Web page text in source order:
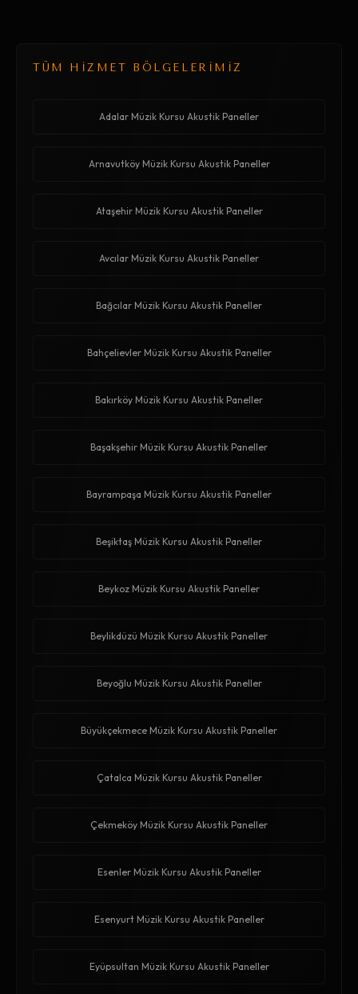
TÜM HİZMET BÖLGELERİMİZ
Adalar Müzik Kursu Akustik Paneller
Arnavutköy Müzik Kursu Akustik Paneller
Ataşehir Müzik Kursu Akustik Paneller
Avcılar Müzik Kursu Akustik Paneller
Bağcılar Müzik Kursu Akustik Paneller
Bahçelievler Müzik Kursu Akustik Paneller
Bakırköy Müzik Kursu Akustik Paneller
Başakşehir Müzik Kursu Akustik Paneller
Bayrampaşa Müzik Kursu Akustik Paneller
Beşiktaş Müzik Kursu Akustik Paneller
Beykoz Müzik Kursu Akustik Paneller
Beylikdüzü Müzik Kursu Akustik Paneller
Beyoğlu Müzik Kursu Akustik Paneller
Büyükçekmece Müzik Kursu Akustik Paneller
Çatalca Müzik Kursu Akustik Paneller
Çekmeköy Müzik Kursu Akustik Paneller
Esenler Müzik Kursu Akustik Paneller
Esenyurt Müzik Kursu Akustik Paneller
Eyüpsultan Müzik Kursu Akustik Paneller